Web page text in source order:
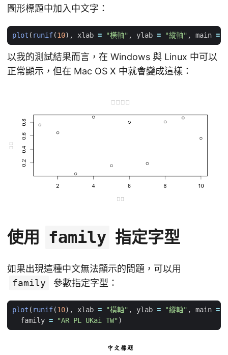
圖形標題中加入中文字：
plot ( runif(10), xlab = "橫軸" , ylab = "縱軸" , main =
以我的測試結果而言，在 Windows 與 Linux 中可以
正常顯示，但在 Mac OS X 中就會變成這樣：
使用 family 指定字型
如果出現這種中文無法顯示的問題，可以用
family
參數指定字型：
plot ( runif(10), xlab = "橫軸" , ylab = "縱軸" , main =
family = "AR PL UKai TW")